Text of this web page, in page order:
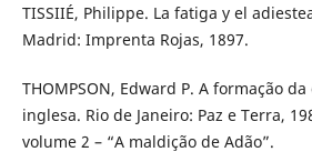
TISSIIÉ, Philippe. La fatiga y el
Madrid: Imprenta Rojas, 1897.
THOMPSON, Edward P. A formação
inglesa. Rio de Janeiro: Paz e Terra,
volume 2 – “A maldição de Adão”.